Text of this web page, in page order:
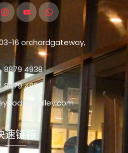
16 orchardgateway,
8879 4938
8879 4938
速链接